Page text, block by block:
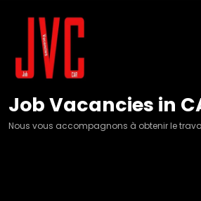
Job Vacancies in
Nous vous accompagnons à obtenir le